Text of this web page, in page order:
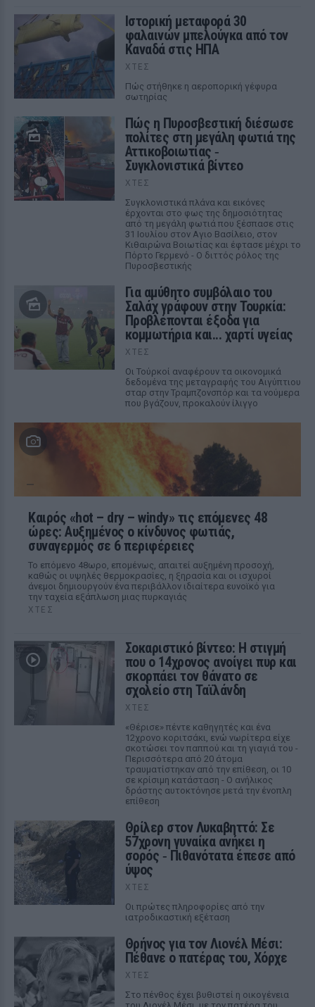
Ιστορική μεταφορά 30
φαλαινών μπελούγκα από τον
Καναδά στις ΗΠΑ
ΧΤΕΣ
Πώς στήθηκε η αεροπορική γέφυρα
σωτηρίας
Πώς η Πυροσβεστική διέσωσε
πολίτες στη μεγάλη φωτιά της
Αττικοβοιωτίας ‑
Συγκλονιστικά βίντεο
ΧΤΕΣ
Συγκλονιστικά πλάνα και εικόνες
έρχονται στο φως της δημοσιότητας
από τη μεγάλη φωτιά που ξέσπασε στις
31 Ιουλίου στον Αγιο Βασίλειο, στον
Κιθαιρώνα Βοιωτίας και έφτασε μέχρι το
Πόρτο Γερμενό - Ο διττός ρόλος της
Πυροσβεστικής
Για αμύθητο συμβόλαιο του
Σαλάχ γράφουν στην Τουρκία:
Προβλέπονται έξοδα για
κομμωτήρια και... χαρτί υγείας
ΧΤΕΣ
Οι Τούρκοί αναφέρουν τα οικονομικά
δεδομένα της μεταγραφής του Αιγύπτιου
σταρ στην Τραμπζονσπόρ και τα νούμερα
που βγάζουν, προκαλούν ίλιγγο
Καιρός «hot – dry – windy» τις επόμενες 48
ώρες: Αυξημένος ο κίνδυνος φωτιάς,
συναγερμός σε 6 περιφέρειες
Το επόμενο 48ωρο, επομένως, απαιτεί αυξημένη προσοχή,
καθώς οι υψηλές θερμοκρασίες, η ξηρασία και οι ισχυροί
άνεμοι δημιουργούν ένα περιβάλλον ιδιαίτερα ευνοϊκό για
την ταχεία εξάπλωση μιας πυρκαγιάς
ΧΤΕΣ
Σοκαριστικό βίντεο: Η στιγμή
που ο 14χρονος ανοίγει πυρ και
σκορπάει τον θάνατο σε
σχολείο στη Ταϊλάνδη
ΧΤΕΣ
«Θέρισε» πέντε καθηγητές και ένα
12χρονο κοριτσάκι, ενώ νωρίτερα είχε
σκοτώσει τον παππού και τη γιαγιά του -
Περισσότερα από 20 άτομα
τραυματίστηκαν από την επίθεση, οι 10
σε κρίσιμη κατάσταση - Ο ανήλικος
δράστης αυτοκτόνησε μετά την ένοπλη
επίθεση
Θρίλερ στον Λυκαβηττό: Σε
57χρονη γυναίκα ανήκει η
σορός ‑ Πιθανότατα έπεσε από
ύψος
ΧΤΕΣ
Οι πρώτες πληροφορίες από την
ιατροδικαστική εξέταση
Θρήνος για τον Λιονέλ Μέσι:
Πέθανε ο πατέρας του, Χόρχε
ΧΤΕΣ
Στο πένθος έχει βυθιστεί η οικογένεια